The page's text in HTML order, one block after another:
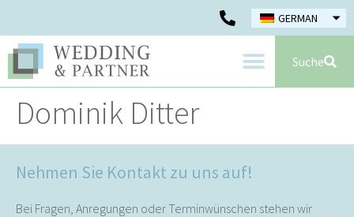
Suche
Dominik Ditter
Nehmen Sie Kontakt zu uns auf!
Bei Fragen, Anregungen oder Terminwünschen stehen wir
GERMAN